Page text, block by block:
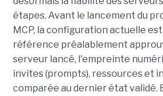
étapes. Avant le lancement du
MCP, la configuration actuelle
référence préalablement
serveur lancé, l'empreinte
invites (prompts), ressources et
comparée au dernier état validé.